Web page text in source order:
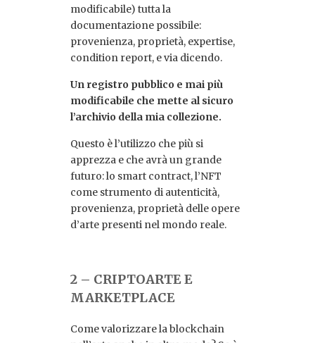
modificabile) tutta la
documentazione possibile:
provenienza, proprietà, expertise,
condition report, e via dicendo.
Un registro pubblico e mai più
modificabile che mette al sicuro
l’archivio della mia collezione.
Questo è l’utilizzo che più si
apprezza e che avrà un grande
futuro: lo smart contract, l’NFT
come strumento di autenticità,
provenienza, proprietà delle opere
d’arte presenti nel mondo reale.
2 – CRIPTOARTE E
MARKETPLACE
Come valorizzare la blockchain